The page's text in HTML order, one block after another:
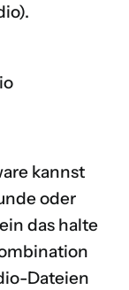
).
kannst
oder
das halte
Dateien